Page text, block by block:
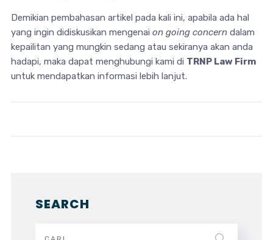
Demikian pembahasan artikel pada kali ini, apabila ada hal
yang ingin didiskusikan mengenai on going concerndalam
kepailitan yang mungkin sedang atau sekiranya akan anda
hadapi, maka dapat menghubungi kami di TRNP Law Firm
untuk mendapatkan informasi lebih lanjut.
SEARCH